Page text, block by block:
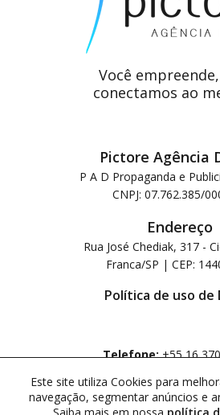
Você
conectamos ao
Pictore Agência
P A D Propaganda e
CNPJ: 07.762.385/
Endereço
Rua José Chediak, 317 -
Franca/SP | CEP:
Política de uso de
Telefone:+55 16
Acompanhe-
Este site utiliza Cookies para
navegação, segmentar anúncios e